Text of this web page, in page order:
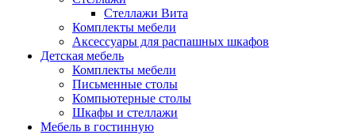
Стеллажи Вита
Комплекты мебели
Аксессуары для распашных шкафов
Детская мебель
Комплекты мебели
Письменные столы
Компьютерные столы
Шкафы и стеллажи
Мебель в гостинную